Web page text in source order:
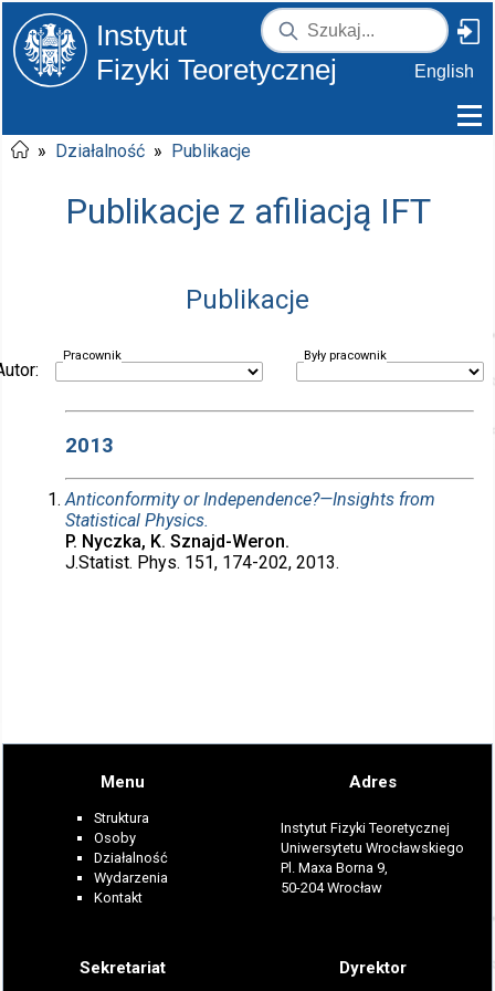
Instytut
Fizyki Teoretycznej
English
» Działalność » Publikacje
Publikacje z afiliacją IFT
Publikacje
Pracownik Były pracownik
2013
Anticonformity or Independence?—Insights from
Statistical Physics.
P. Nyczka, K. Sznajd-Weron.
J.Statist. Phys. 151, 174-202, 2013.
Menu
Struktura
Osoby
Działalność
Wydarzenia
Kontakt
Adres
Instytut Fizyki Teoretycznej
Uniwersytetu Wrocławskiego
Pl. Maxa Borna 9,
50-204 Wrocław
Sekretariat Dyrektor